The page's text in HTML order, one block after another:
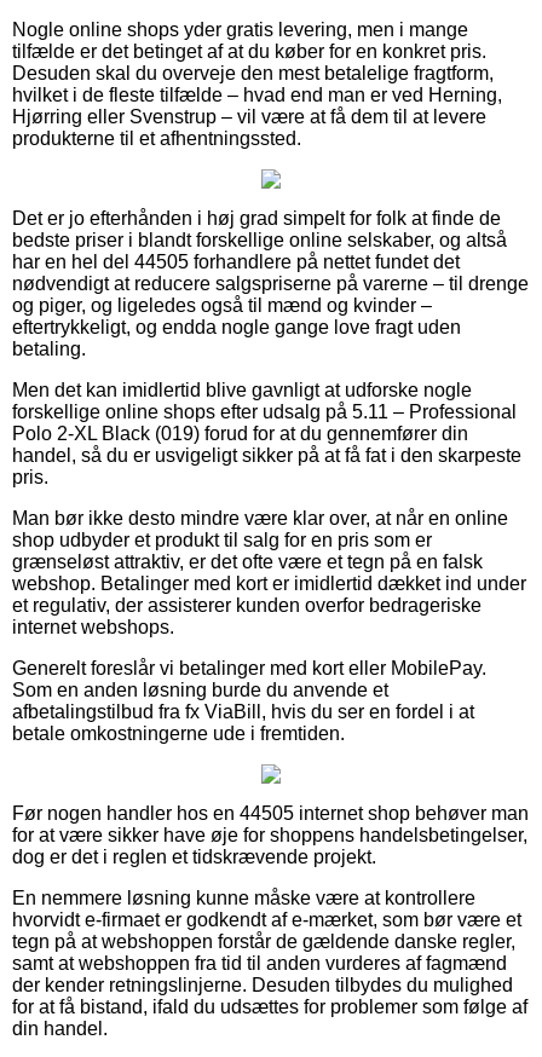
Nogle online shops yder gratis levering, men i mange
tilfælde er det betinget af at du køber for en konkret pris.
Desuden skal du overveje den mest betalelige fragtform,
hvilket i de fleste tilfælde – hvad end man er ved Herning,
Hjørring eller Svenstrup – vil være at få dem til at levere
produkterne til et afhentningssted.
Det er jo efterhånden i høj grad simpelt for folk at finde de
bedste priser i blandt forskellige online selskaber, og altså
har en hel del 44505 forhandlere på nettet fundet det
nødvendigt at reducere salgspriserne på varerne – til drenge
og piger, og ligeledes også til mænd og kvinder –
eftertrykkeligt, og endda nogle gange love fragt uden
betaling.
Men det kan imidlertid blive gavnligt at udforske nogle
forskellige online shops efter udsalg på 5.11 – Professional
Polo 2-XL Black (019) forud for at du gennemfører din
handel, så du er usvigeligt sikker på at få fat i den skarpeste
pris.
Man bør ikke desto mindre være klar over, at når en online
shop udbyder et produkt til salg for en pris som er
grænseløst attraktiv, er det ofte være et tegn på en falsk
webshop. Betalinger med kort er imidlertid dækket ind under
et regulativ, der assisterer kunden overfor bedrageriske
internet webshops.
Generelt foreslår vi betalinger med kort eller MobilePay.
Som en anden løsning burde du anvende et
afbetalingstilbud fra fx ViaBill, hvis du ser en fordel i at
betale omkostningerne ude i fremtiden.
Før nogen handler hos en 44505 internet shop behøver man
for at være sikker have øje for shoppens handelsbetingelser,
dog er det i reglen et tidskrævende projekt.
En nemmere løsning kunne måske være at kontrollere
hvorvidt e-firmaet er godkendt af e-mærket, som bør være et
tegn på at webshoppen forstår de gældende danske regler,
samt at webshoppen fra tid til anden vurderes af fagmænd
der kender retningslinjerne. Desuden tilbydes du mulighed
for at få bistand, ifald du udsættes for problemer som følge af
din handel.